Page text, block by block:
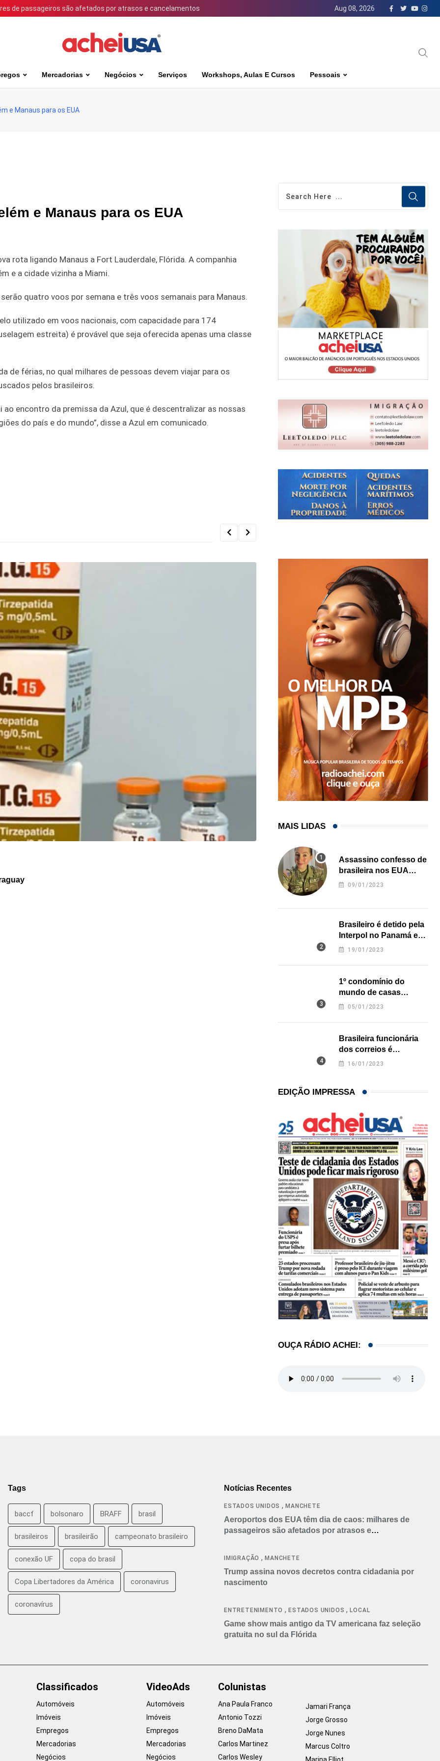
de passageiros são afetados por atrasos e cancelamentos Aug 08, 2026
Mercadorias Negócios Serviços Workshops, Aulas E Cursos Pessoais
e Manaus para os EUA
e Manaus para os EUA
rota ligando Manaus a Fort Lauderdale, Flórida. A companhia
e a cidade vizinha a Miami.
quatro voos por semana e três voos semanais para Manaus.
utilizado em voos nacionais, com capacidade para 174
estreita) é provável que seja oferecida apenas uma classe
de férias, no qual milhares de pessoas devem viajar para os
pelos brasileiros.
encontro da premissa da Azul, que é descentralizar as nossas
do país e do mundo”, disse a Azul em comunicado.
NEGÓCIOS
De São Paulo para os Estados Unidos: como...
31/07/2026
MAIS LIDAS
Assassino confesso de
brasileira nos EUA
revela onde deixou o
09/01/2023
Brasileiro é detido pela
Interpol no Panamá e
pode pegar prisão
19/01/2023
1º condomínio do
mundo de casas
impressas em 3D é
05/01/2023
Brasileira funcionária
dos correios é
assassinada a facadas
16/01/2023
EDIÇÃO IMPRESSA
OUÇA RÁDIO ACHEI:
Tags
baccf bolsonaro BRAFF brasil
brasileiros brasileirão campeonato brasileiro
conexão UF copa do brasil
Copa Libertadores da América coronavirus
coronavírus
Notícias Recentes
ESTADOS UNIDOS ,MANCHETE
Aeroportos dos EUA têm dia de caos: milhares de
passageiros são afetados por atrasos e
IMIGRAÇÃO ,MANCHETE
Trump assina novos decretos contra cidadania por
nascimento
ENTRETENIMENTO ,ESTADOS UNIDOS ,LOCAL
Game show mais antigo da TV americana faz seleção
gratuita no sul da Flórida
Classificados
Automóveis
Imóveis
Empregos
Mercadorias
Negócios
VideoAds
Automóveis
Imóveis
Empregos
Mercadorias
Negócios
Colunistas
Ana Paula Franco
Antonio Tozzi
Breno DaMata
Carlos Martinez
Carlos Wesley
Jamari França
Jorge Grosso
Jorge Nunes
Marcus Coltro